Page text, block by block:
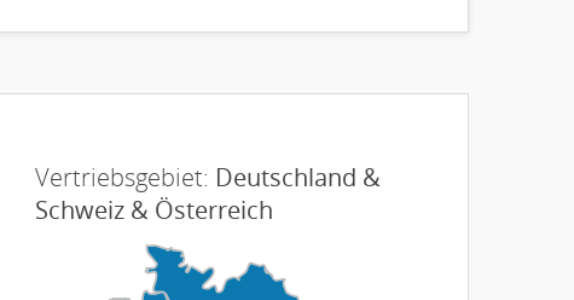
Vertriebsgebiet: Deutschland &
Schweiz & Österreich